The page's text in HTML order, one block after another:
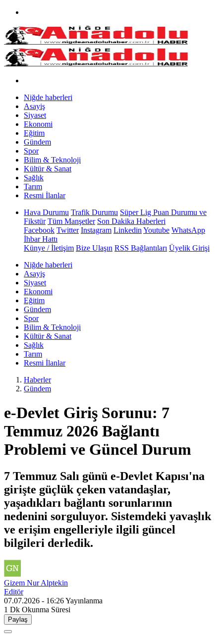
Niğde haberleri
Asayiş
Siyaset
Ekonomi
Eğitim
Gündem
Spor
Bilim & Teknoloji
Kültür & Sanat
Sağlık
Tarım
Resmi İlanlar
Hava Durumu Trafik Durumu Süper Lig Puan Durumu ve
Fikstür Tüm Manşetler Son Dakika Haberleri
Facebook Twitter Instagram Linkedin Youtube WhatsApp
İhbar Hattı
Künye / İletişim Bize Ulaşın RSS Bağlantıları Üyelik Girişi
Niğde haberleri
Asayiş
Siyaset
Ekonomi
Eğitim
Gündem
Spor
Bilim & Teknoloji
Kültür & Sanat
Sağlık
Tarım
Resmi İlanlar
Haberler
Gündem
e-Devlet Giriş Sorunu: 7
Temmuz 2026 Bağlantı
Problemi ve Güncel Durum
7 Temmuz Salı günü e-Devlet Kapısı'na
girişte güçlük çeken vatandaşlar,
yaşadıkları bağlantı sorunlarının
nedenini sorguluyor. Sistemdeki yavaşlık
ve erişim engelleriyle ilgili güncel
bilgileri derledik.
Gizem Nur Alptekin
Editör
07.07.2026 - 16:26Yayınlanma
1 Dk Okunma Süresi
Paylaş